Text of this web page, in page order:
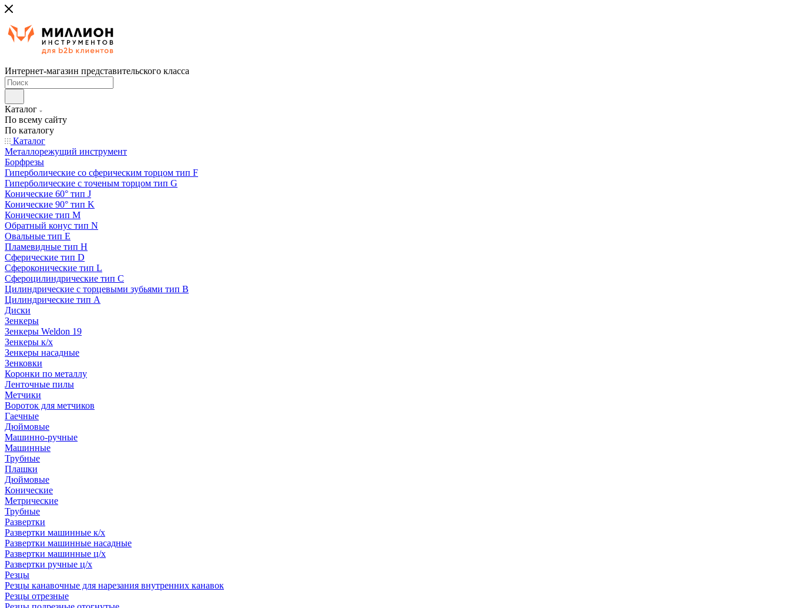
Интернет-магазин представительского класса
Каталог
По всему сайту
По каталогу
Каталог
Металлорежущий инструмент
Борфрезы
Гиперболические cо сферическим торцом тип F
Гиперболические с точеным торцом тип G
Конические 60° тип J
Конические 90° тип K
Конические тип M
Обратный конус тип N
Овальные тип E
Пламевидные тип H
Сферические тип D
Сфероконические тип L
Сфероцилиндрические тип C
Цилиндрические с торцевыми зубьями тип B
Цилиндрические тип А
Диски
Зенкеры
Зенкеры Weldon 19
Зенкеры к/х
Зенкеры насадные
Зенковки
Коронки по металлу
Ленточные пилы
Метчики
Вороток для метчиков
Гаечные
Дюймовые
Машинно-ручные
Машинные
Трубные
Плашки
Дюймовые
Конические
Метрические
Трубные
Развертки
Развертки машинные к/х
Развертки машинные насадные
Развертки машинные ц/х
Развертки ручные ц/х
Резцы
Резцы канавочные для нарезания внутренних канавок
Резцы отрезные